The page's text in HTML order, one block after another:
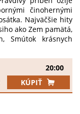
át egy felejthetetlen
TIC, Orbis Mozi és
Early Bird akció: az
€ ! Csapj...
činohernými
Najväčšie hity
ako Zem pamätá,
Smútok krásnych
Cítim, Tancujem s
hrám, Primášovo
Mám ťa rád, Mám
a....to si
Zažite Karola
20:00
KÚPIŤ